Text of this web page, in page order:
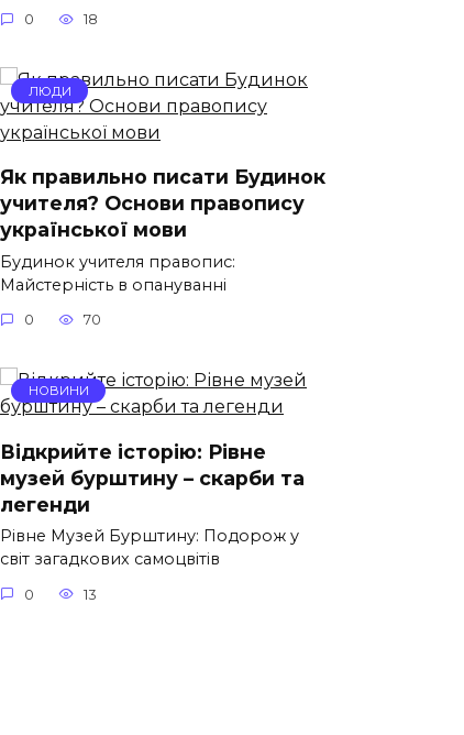
0 18
ЛЮДИ
Як правильно писати Будинок
учителя? Основи правопису
української мови
Будинок учителя правопис:
Майстерність в опануванні
0 70
НОВИНИ
Відкрийте історію: Рівне
музей бурштину – скарби та
легенди
Рівне Музей Бурштину: Подорож у
світ загадкових самоцвітів
0 13